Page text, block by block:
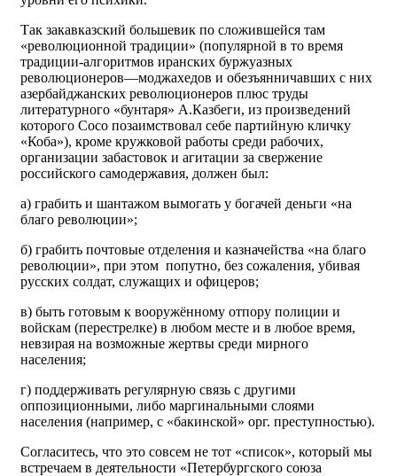
Так закавказский большевик по сложившейся там
«революционной традиции» (популярной в то время
традиции-алгоритмов иранских буржуазных
революционеров—моджахедов и обезъянничавших с них
азербайджанских революционеров плюс труды
литературного «бунтаря» А.Казбеги, из произведений
которого Сосо позаимствовал себе партийную кличку
«Коба»), кроме кружковой работы среди рабочих,
организации забастовок и агитации за свержение
российского самодержавия, должен был:
а) грабить и шантажом вымогать у богачей деньги «на
благо революции»;
б) грабить почтовые отделения и казначейства «на благо
революции», при этом попутно, без сожаления, убивая
русских солдат, служащих и офицеров;
в) быть готовым к вооружённому отпору полиции и
войскам (перестрелке) в любом месте и в любое время,
невзирая на возможные жертвы среди мирного
населения;
г) поддерживать регулярную связь с другими
оппозиционными, либо маргинальными слоями
населения (например, с «бакинской» орг. преступностью).
Согласитесь, что это совсем не тот «список», который мы
встречаем в деятельности «Петербургского союза